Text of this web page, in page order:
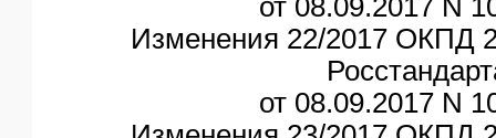
Изменения 22/2017 ОКПД
от 08.09.2017 N